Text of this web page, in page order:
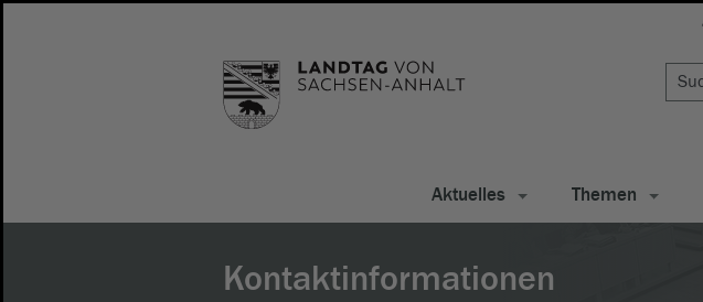
Aktuelles Themen
Kontaktinformationen